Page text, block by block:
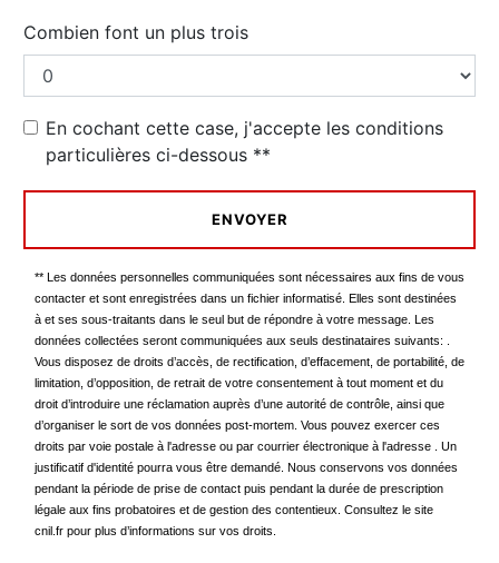
Combien font un plus trois
En cochant cette case, j'accepte les conditions
particulières ci-dessous **
ENVOYER
** Les données personnelles communiquées sont nécessaires aux fins de vous
contacter et sont enregistrées dans un fichier informatisé. Elles sont destinées
à et ses sous-traitants dans le seul but de répondre à votre message. Les
données collectées seront communiquées aux seuls destinataires suivants: .
Vous disposez de droits d’accès, de rectification, d’effacement, de portabilité, de
limitation, d’opposition, de retrait de votre consentement à tout moment et du
droit d’introduire une réclamation auprès d’une autorité de contrôle, ainsi que
d’organiser le sort de vos données post-mortem. Vous pouvez exercer ces
droits par voie postale à l'adresse ou par courrier électronique à l'adresse . Un
justificatif d'identité pourra vous être demandé. Nous conservons vos données
pendant la période de prise de contact puis pendant la durée de prescription
légale aux fins probatoires et de gestion des contentieux. Consultez le site
cnil.fr pour plus d’informations sur vos droits.